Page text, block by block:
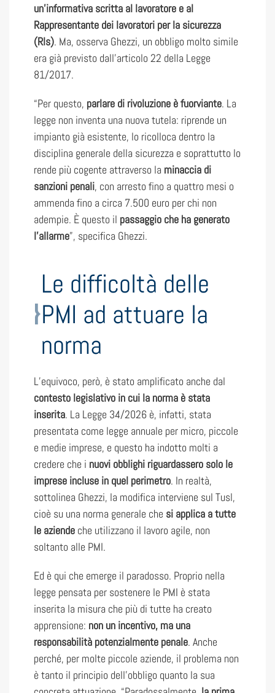
un’informativa scritta al lavoratore e al
Rappresentante dei lavoratori per la sicurezza
(Rls). Ma, osserva Ghezzi, un obbligo molto simile
era già previsto dall’articolo 22 della Legge
81/2017.
“Per questo, parlare di rivoluzione è fuorviante. La
legge non inventa una nuova tutela: riprende un
impianto già esistente, lo ricolloca dentro la
disciplina generale della sicurezza e soprattutto lo
rende più cogente attraverso la minaccia di
sanzioni penali, con arresto fino a quattro mesi o
ammenda fino a circa 7.500 euro per chi non
adempie. È questo il passaggio che ha generato
l’allarme”, specifica Ghezzi.
Le difficoltà delle
PMI ad attuare la
norma
L’equivoco, però, è stato amplificato anche dal
contesto legislativo in cui la norma è stata
inserita. La Legge 34/2026 è, infatti, stata
presentata come legge annuale per micro, piccole
e medie imprese, e questo ha indotto molti a
credere che i nuovi obblighi riguardassero solo le
imprese incluse in quel perimetro. In realtà,
sottolinea Ghezzi, la modifica interviene sul Tusl,
cioè su una norma generale che si applica a tutte
le aziende che utilizzano il lavoro agile, non
soltanto alle PMI.
Ed è qui che emerge il paradosso. Proprio nella
legge pensata per sostenere le PMI è stata
inserita la misura che più di tutte ha creato
apprensione: non un incentivo, ma una
responsabilità potenzialmente penale. Anche
perché, per molte piccole aziende, il problema non
è tanto il principio dell’obbligo quanto la sua